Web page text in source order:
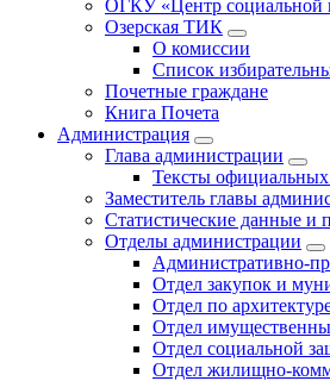
ОГКУ «Центр социальной
Озерская ТИК
О комиссии
Список
Почетные граждане
Книга Почета
Администрация
Глава администрации
Тексты
Заместитель главы
Статистические данные и
Отделы администрации
Административно-
Отдел закупок и
Отдел по
Отдел
Отдел социальной
Отдел жилищно-